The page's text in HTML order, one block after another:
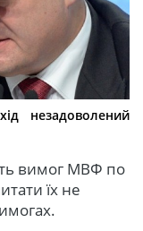
незадоволений
вимог МВФ по
їх не